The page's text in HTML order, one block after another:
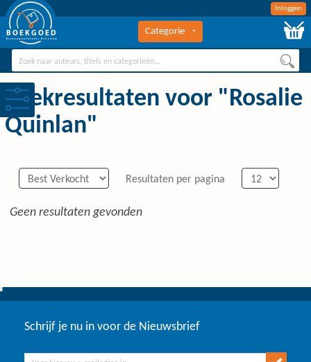
Inloggen
BOEKGOED
Boekengroothandel Hilversum
Categorie
Zoekresultaten voor "Rosalie
Quinlan"
Resultaten per pagina
Geen resultaten gevonden
Schrijf je nu in voor de Nieuwsbrief